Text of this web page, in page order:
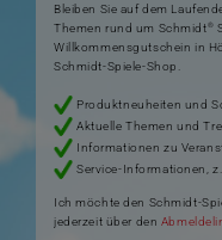
Bleiben Sie auf dem
Themen rund um Schmidt®
Willkommensgutschein in
Schmidt-Spiele-Shop.
Produktneuheiten und
Aktuelle Themen und
Informationen zu
Service-Informationen,
Ich möchte den Schmidt-
jederzeit über den